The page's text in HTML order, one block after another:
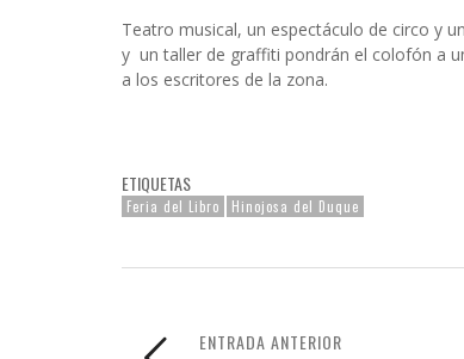
Teatro musical, un espectáculo de circo y
y un taller de graffiti pondrán el colofón a
a los escritores de la zona.
ETIQUETAS
Feria del Libro Hinojosa del Duque
ENTRADA ANTERIOR